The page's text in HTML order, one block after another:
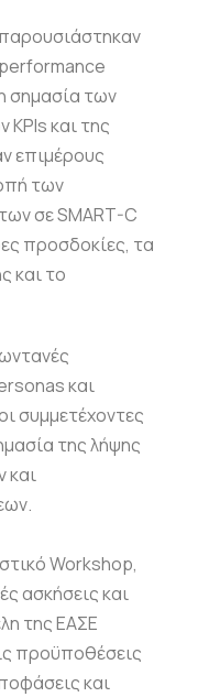
σημασία των
και της
επιμέρους
των
σε SMART-C
προσδοκίες, τα
και το
και
συμμετέχοντες
της λήψης
και
Workshop,
ασκήσεις και
της ΕΑΣΕ
προϋποθέσεις
και